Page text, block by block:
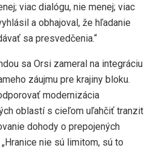
viac dialógu, nie menej; viac
a obhajoval, že hľadanie
sa presvedčenia.“
sa Orsi zameral na integráciu
záujmu pre krajiny bloku.
modernizácia
oblastí s cieľom uľahčiť tranzit
dohody o prepojených
nie sú limitom, sú to